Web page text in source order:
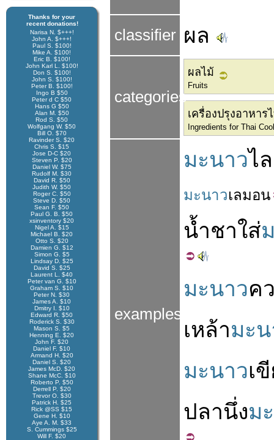
Thanks for your
recent donations!
Narisa N. $+++!
John A. $+++!
Paul S. $100!
Mike A. $100!
Eric B. $100!
John Karl L. $100!
Don S. $100!
John S. $100!
Peter B. $100!
Ingo B $50
Peter d C $50
Hans G $50
Alan M. $50
Rod S. $50
Wolfgang W. $50
Bill O. $70
Ravinder S. $20
Chris S. $15
Jose D-C $20
Steven P. $20
Daniel W. $75
Rudolf M. $30
David R. $50
Judith W. $50
Roger C. $50
Steve D. $50
Sean F. $50
Paul G. B. $50
xsinventory $20
Nigel A. $15
Michael B. $20
Otto S. $20
Damien G. $12
Simon G. $5
Lindsay D. $25
David S. $25
Laurent L. $40
Peter van G. $10
Graham S. $10
Peter N. $30
James A. $10
Dmitry I. $10
Edward R. $50
Roderick S. $30
Mason S. $5
Henning E. $20
John F. $20
Daniel F. $10
Armand H. $20
Daniel S. $20
James McD. $20
Shane McC. $10
Roberto P. $50
Derrell P. $20
Trevor O. $30
Patrick H. $25
Rick @SS $15
Gene H. $10
Aye A. M. $33
S. Cummings $25
Will F. $20
classifier ผล
categories
ผลไม้
Fruits
เครื่องปรุงอาหาร
Ingredients for Thai
examples
มะนาวไ
มะนาวเลมอน
น้ำชาใส่
มะนาวค
เหล้ามะ
มะนาวเ
ปลานึ่งม